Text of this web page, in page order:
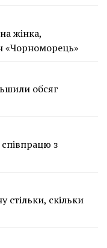
жінка,
«Чорноморець»
обсяг
з
стільки, скільки